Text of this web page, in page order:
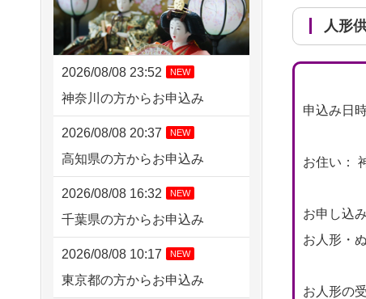
人
申込み日
お住い：
お申し込
お人形・
お人形の
2026/08/08 23:52 NEW
神奈川の方からお申込み
2026/08/08 20:37 NEW
高知県の方からお申込み
2026/08/08 16:32 NEW
千葉県の方からお申込み
2026/08/08 10:17 NEW
東京都の方からお申込み